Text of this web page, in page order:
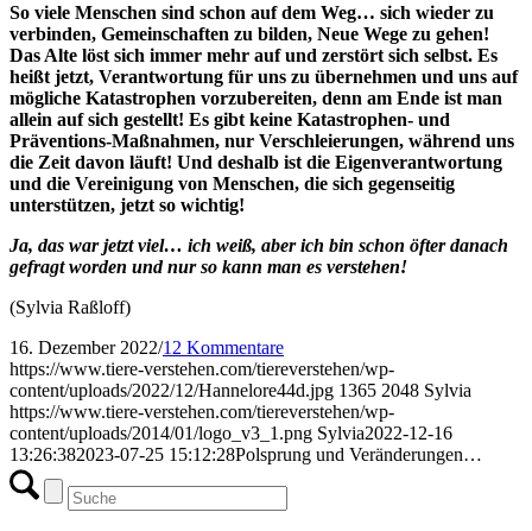
So viele Menschen sind schon auf dem Weg… sich wieder zu
verbinden, Gemeinschaften zu bilden, Neue Wege zu gehen!
Das Alte löst sich immer mehr auf und zerstört sich selbst. Es
heißt jetzt, Verantwortung für uns zu übernehmen und uns auf
mögliche Katastrophen vorzubereiten, denn am Ende ist man
allein auf sich gestellt! Es gibt keine Katastrophen- und
Präventions-Maßnahmen, nur Verschleierungen, während uns
die Zeit davon läuft! Und deshalb ist die Eigenverantwortung
und die Vereinigung von Menschen, die sich gegenseitig
unterstützen, jetzt so wichtig!
Ja, das war jetzt viel… ich weiß, aber ich bin schon öfter danach
gefragt worden und nur so kann man es verstehen!
(Sylvia Raßloff)
16. Dezember 2022/12 Kommentare
https://www.tiere-verstehen.com/tiereverstehen/wp-
content/uploads/2022/12/Hannelore44d.jpg 1365 2048 Sylvia
https://www.tiere-verstehen.com/tiereverstehen/wp-
content/uploads/2014/01/logo_v3_1.png Sylvia2022-12-16
13:26:382023-07-25 15:12:28Polsprung und Veränderungen…